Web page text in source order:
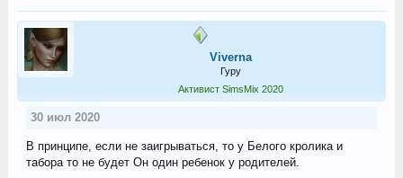
Viverna
Гуру
Активист SimsMix 2020
30 июл 2020
В принципе, если не заигрываться, то у Белого кролика и
табора то не будет Он один ребенок у родителей.